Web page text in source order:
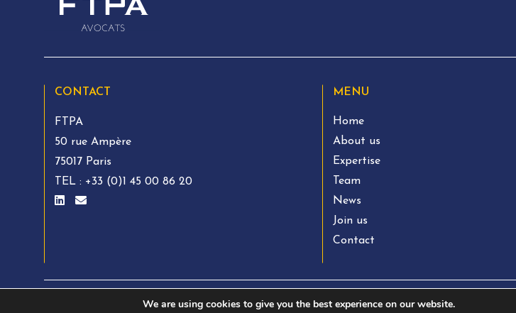
CONTACT
FTPA
50 rue Ampère
75017 Paris
TEL : +33 (0)1 45 00 86 20
MENU
Home
About us
Expertise
Team
News
Join us
Contact
© FTPA AVOCATS 2026. All rights reserved
We are using cookies to give you the best experience on our website.